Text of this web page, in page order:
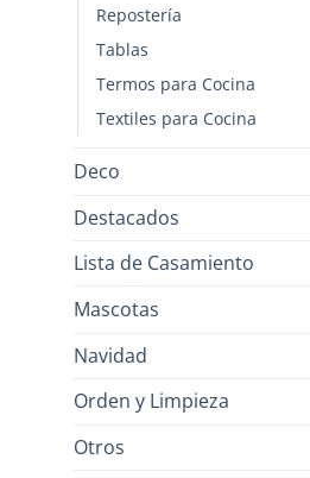
Repostería
Tablas
Termos para Cocina
Textiles para Cocina
Deco
Destacados
Lista de Casamiento
Mascotas
Navidad
Orden y Limpieza
Otros